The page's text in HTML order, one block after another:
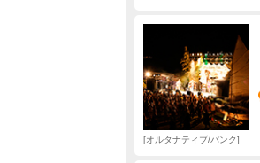
オルタナティブ/パンク